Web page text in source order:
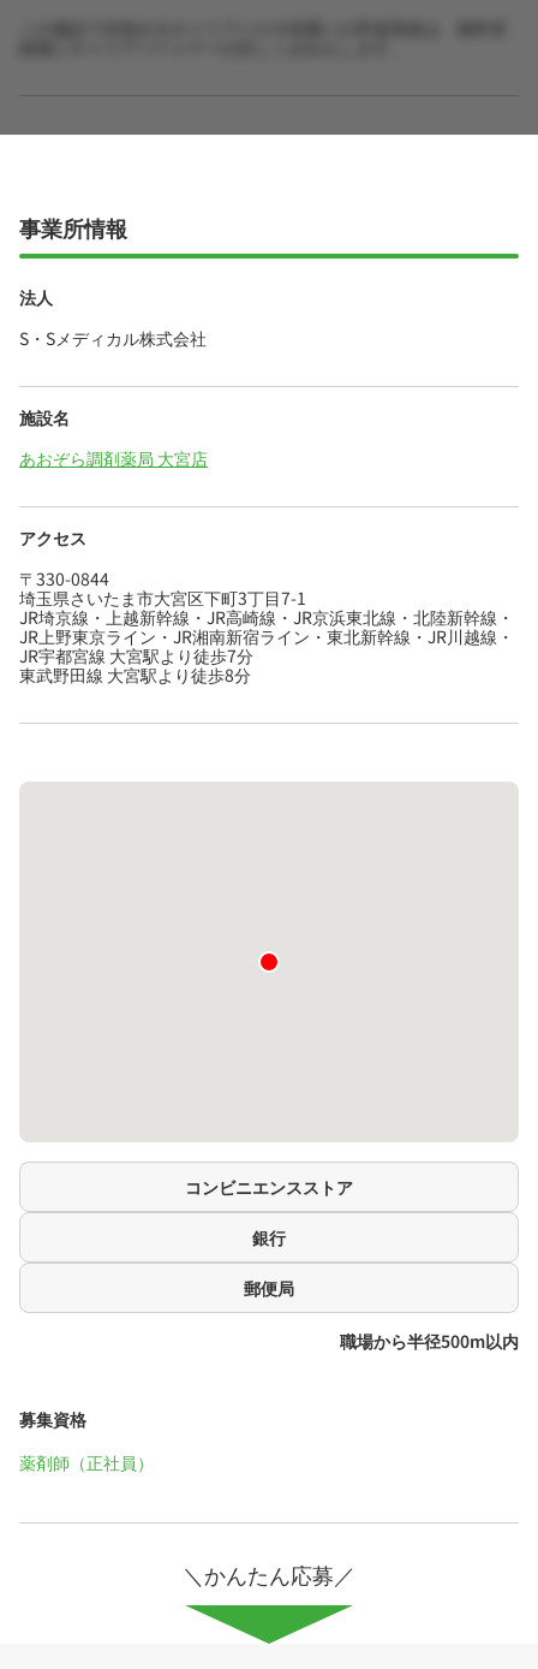
事業所情報
法人
S・Sメディカル株式会社
施設名
あおぞら調剤薬局 大宮店
アクセス
〒330-0844
埼玉県さいたま市大宮区下町3丁目7-1
JR埼京線・上越新幹線・JR高崎線・JR京浜東北線・北陸新幹線・
JR上野東京ライン・JR湘南新宿ライン・東北新幹線・JR川越線・
JR宇都宮線 大宮駅より徒歩7分
東武野田線 大宮駅より徒歩8分
コンビニエンスストア
銀行
郵便局
職場から半径500m以内
募集資格
薬剤師（正社員）
＼かんたん応募／